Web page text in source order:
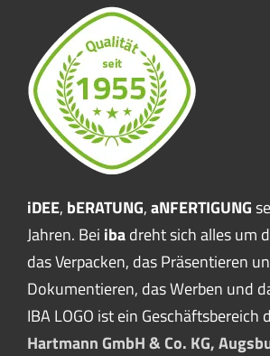
iDEE, bERATUNG,aNFERTIGUNG
Jahren. Bei ibadreht sich alles um
das Verpacken, das Präsentieren
Dokumentieren, das Werben und
IBA LOGO ist ein Geschäftsbereich
Hartmann GmbH & Co. KG,